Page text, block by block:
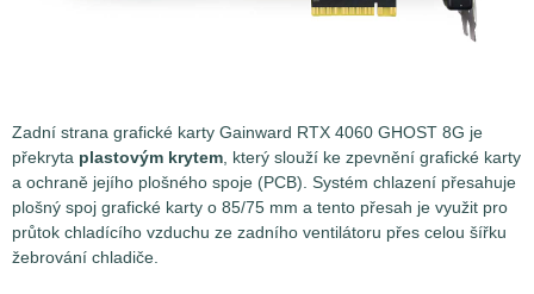
Zadní strana grafické karty Gainward RTX 4060 GHOST 8G je
překryta plastovým krytem , který slouží ke zpevnění grafické karty
a ochraně jejího plošného spoje (PCB). Systém chlazení přesahuje
plošný spoj grafické karty o 85/75 mm a tento přesah je využit pro
průtok chladícího vzduchu ze zadního ventilátoru přes celou šířku
žebrování chladiče.